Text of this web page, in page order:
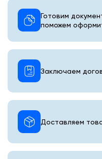
Готовим
поможем
Доставляем
Заключаем